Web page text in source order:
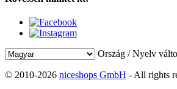
Ország / Nyelv
© 2010-2026 niceshops GmbH - All rights